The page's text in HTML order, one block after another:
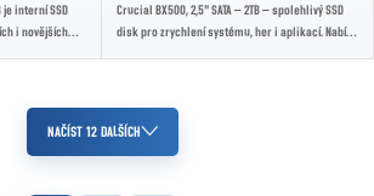
je interní SSD
i novějších
Crucial BX500, 2,5" SATA – 2TB – spolehlivý SSD
disk pro zrychlení systému, her i aplikací. Nabízí
výpisu
NAČÍST 12 DALŠÍCH